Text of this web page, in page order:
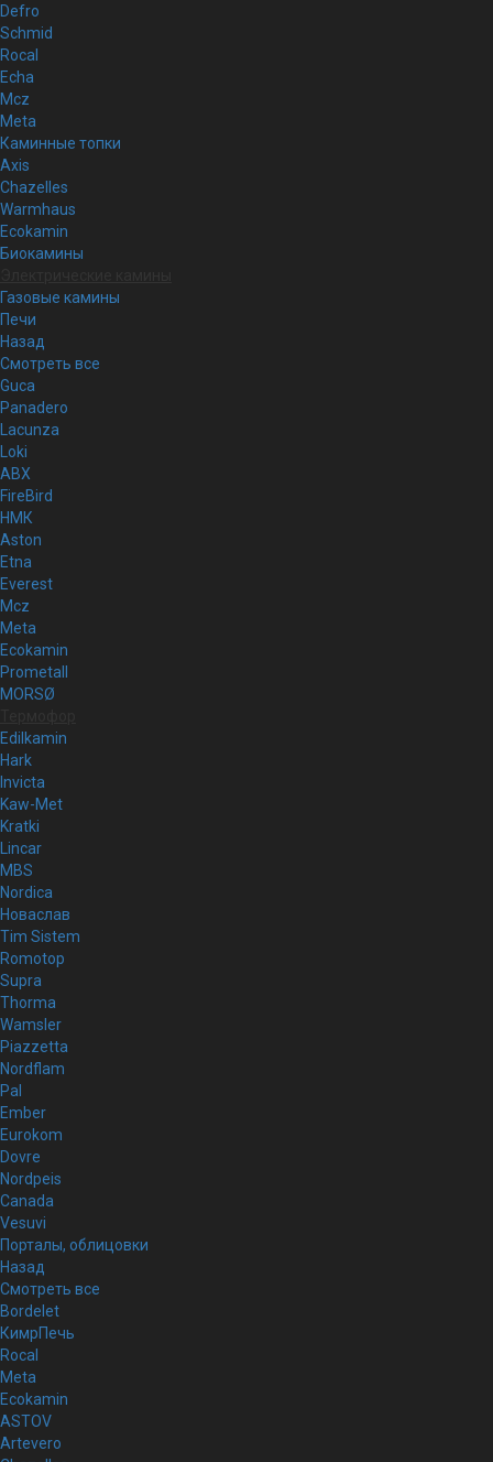
Defro
Schmid
Rocal
Echa
Mcz
Meta
Каминные топки
Axis
Chazelles
Warmhaus
Ecokamin
Биокамины
Газовые камины
Печи
Назад
Смотреть все
Guca
Panadero
Lacunza
Loki
ABX
FireBird
НМК
Aston
Etna
Everest
Mcz
Meta
Ecokamin
Prometall
MORSØ
Edilkamin
Hark
Invicta
Kaw-Met
Kratki
Lincar
MBS
Nordica
Новаслав
Tim Sistem
Romotop
Supra
Thorma
Wamsler
Piazzetta
Nordflam
Pal
Ember
Eurokom
Dovre
Nordpeis
Canada
Vesuvi
Порталы, облицовки
Назад
Смотреть все
Bordelet
КимрПечь
Rocal
Meta
Ecokamin
ASTOV
Artevero